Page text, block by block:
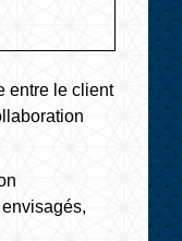
entre le client